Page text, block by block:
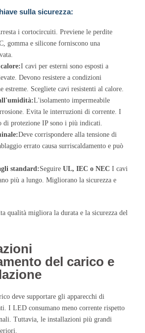
sulla sicurezza:
i cortocircuiti. Previene le perdite
gomma e silicone forniscono una
I cavi per esterni sono esposti a
Devono resistere a condizioni
estreme. Scegliete cavi resistenti al calore.
L'isolamento impermeabile
Evita le interruzioni di corrente. I
di protezione IP sono i più indicati.
Deve corrispondere alla tensione di
errato causa surriscaldamento e può
standard:Seguire UL, IEC o NEC I cavi
più a lungo. Migliorano la sicurezza e
qualità migliora la durata e la sicurezza del
del carico e
deve supportare gli apparecchi di
I LED consumano meno corrente rispetto
Tuttavia, le installazioni più grandi